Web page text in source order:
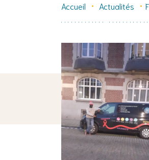
Accueil Actualités